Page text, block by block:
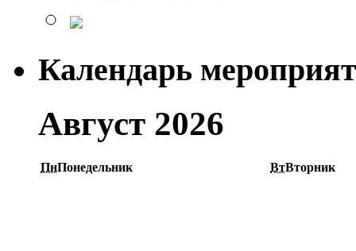
Календарь
Август 2026
ПнПонедельник ВтВторник